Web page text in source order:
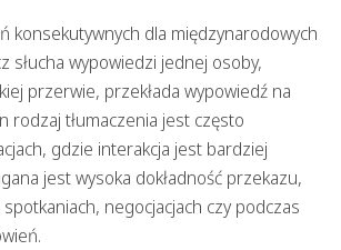
konsekutywnych dla międzynarodowych
słucha wypowiedzi jednej osoby,
przerwie, przekłada wypowiedź na
rodzaj tłumaczenia jest często
gdzie interakcja jest bardziej
jest wysoka dokładność przekazu,
negocjacjach czy podczas